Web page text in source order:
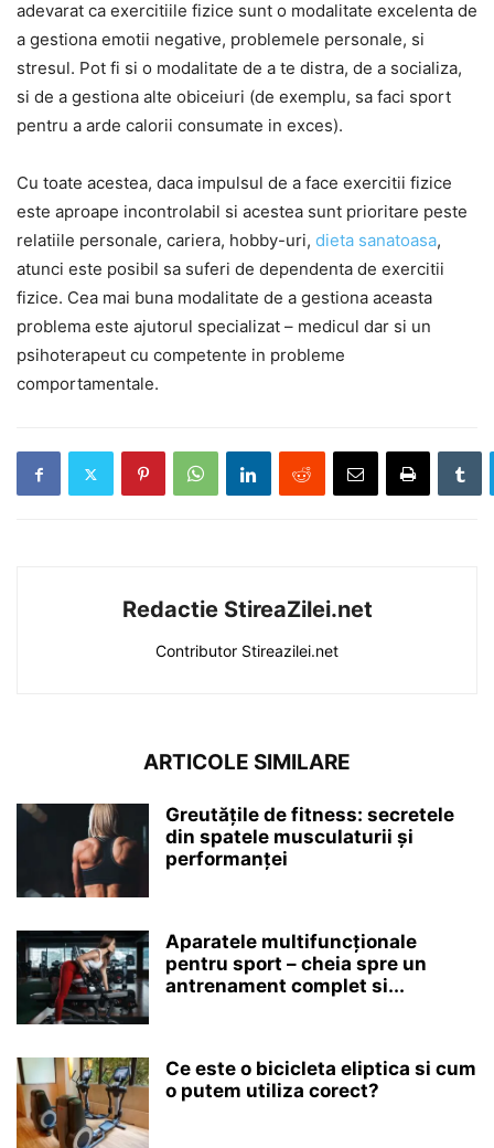
adevarat ca exercitiile fizice sunt o modalitate excelenta de
a gestiona emotii negative, problemele personale, si
stresul. Pot fi si o modalitate de a te distra, de a socializa,
si de a gestiona alte obiceiuri (de exemplu, sa faci sport
pentru a arde calorii consumate in exces).
Cu toate acestea, daca impulsul de a face exercitii fizice
este aproape incontrolabil si acestea sunt prioritare peste
relatiile personale, cariera, hobby-uri, dieta sanatoasa,
atunci este posibil sa suferi de dependenta de exercitii
fizice. Cea mai buna modalitate de a gestiona aceasta
problema este ajutorul specializat – medicul dar si un
psihoterapeut cu competente in probleme
comportamentale.
Redactie StireaZilei.net
Contributor Stireazilei.net
ARTICOLE SIMILARE
Greutățile de fitness: secretele
din spatele musculaturii și
performanței
Aparatele multifuncționale
pentru sport – cheia spre un
antrenament complet si...
Ce este o bicicleta eliptica si cum
o putem utiliza corect?